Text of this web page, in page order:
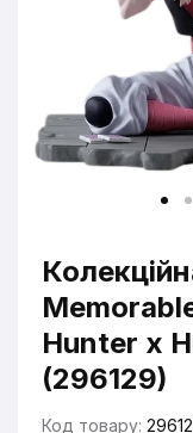
Hunter x
(296129)
Код товару: